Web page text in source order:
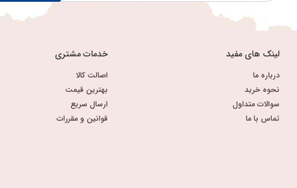
لینک های مفید
درباره ما
نحوه خرید
سوالات متداول
تماس با ما
خدمات مشتری
اصالت کالا
بهترین قیمت
ارسال سریع
قوانین و مقررات